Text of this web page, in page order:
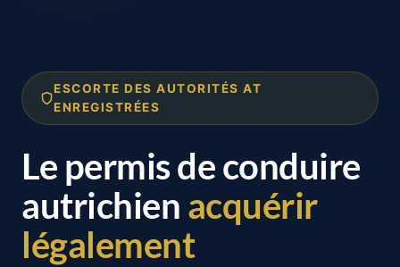
ESCORTE DES AUTORITÉS AT
ENREGISTRÉES
Le permis de conduire
autrichien acquérir
légalement